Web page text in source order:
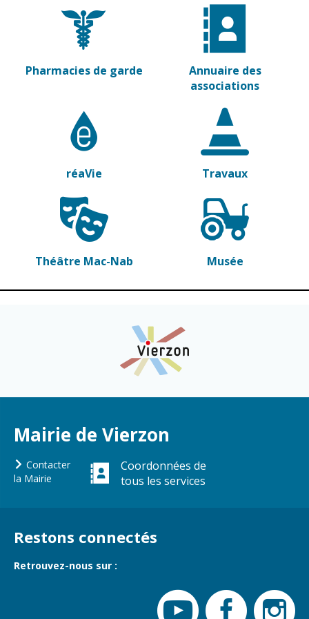
Pharmacies de
Vierzon
Archives du
vendredi
Sports
Piscine Charles
Moreira
Équipements
sportifs
Annuaire des
associations
des
Environnement
déchets
Réglementation
Tranquillité
publique
Vie citoyenne
Assises de la
Conseil
municipal
Pharmacies de garde
Annuaire des
associations
réaVie Travaux
Théâtre Mac-Nab Musée
Mairie de Vierzon
Contacter
la Mairie
Coordonnées de
tous les services
Restons connectés
Retrouvez-nous sur :